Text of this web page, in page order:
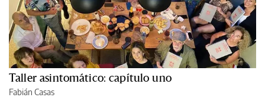
Taller asintomático: capítulo uno
Fabián Casas